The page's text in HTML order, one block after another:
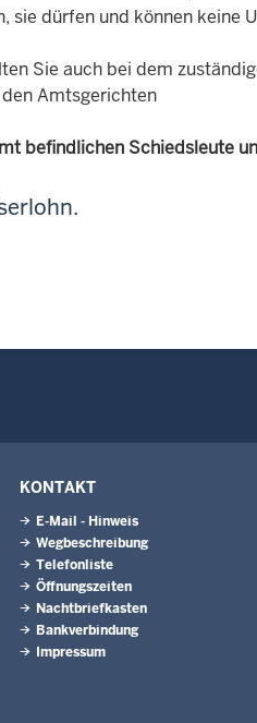
sie dürfen und können keine
Sie auch bei dem
Amtsgerichten
befindlichen Schiedsleute
KONTAKT
E-Mail - Hinweis
Wegbeschreibung
Telefonliste
Öffnungszeiten
Nachtbriefkasten
Bankverbindung
Impressum